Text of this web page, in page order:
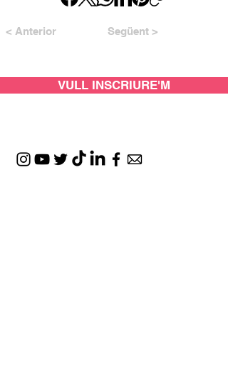
< Anterior Següent >
VULL INSCRIURE'M